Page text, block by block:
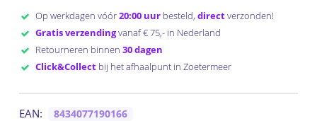
Op werkdagen vóór20:00 uurbesteld, directverzonden!
Gratis verzendingvanaf € 75,- in Nederland
Retourneren binnen 30 dagen
Click&Collectbij het afhaalpunt in Zoetermeer
EAN: 8434077190166